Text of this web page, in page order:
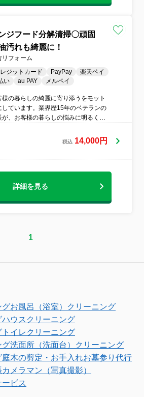
ジフード分解清掃〇頑固
汚れも綺麗に！
リフォーム
ジットカード
PayPay
楽天ペイ
い
au PAY メルペイ
様の暮らしの綺麗に寄り添うをモット
しています。業界歴15年のベテランの
が、お客様の暮らしの悩みに明るく笑
尋ねください。サポートします。
税込 14,000円
詳細を見る
1
グお風呂（浴室）クリーニング
ハウスクリーニング
トイレクリーニング
グ洗面所（洗面台）クリーニング
庭木の剪定・お手入れお墓参り代行
カメラマン（写真撮影）
ビス